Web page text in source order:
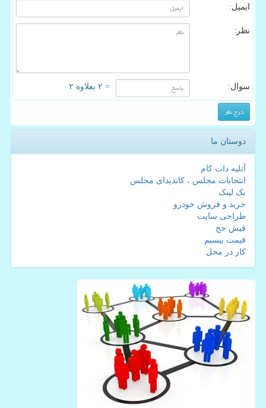
ایمیل:
نظر:
سوال: = ۲ بعلاوه ۲
دوستان ما
آتلیه دات کام
انتخابات مجلس ، کاندیدای مجلس
بک لینک
خرید و فروش خودرو
طراحی سایت
فیش حج
قیمت بیسیم
کار در محل